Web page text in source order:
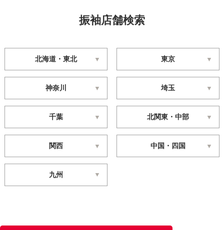
振袖店舗検索
北海道・東北 東京
神奈川 埼玉
千葉 北関東・中部
関西 中国・四国
九州